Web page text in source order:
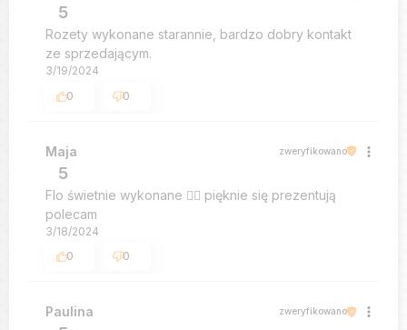
5
Rozety wykonane starannie, bardzo dobry kontakt
ze sprzedającym.
3/19/2024
0
0
Maja zweryfikowano
5
Flo świetnie wykonane 👍🏻 pięknie się prezentują
polecam
3/18/2024
0
0
Paulina zweryfikowano